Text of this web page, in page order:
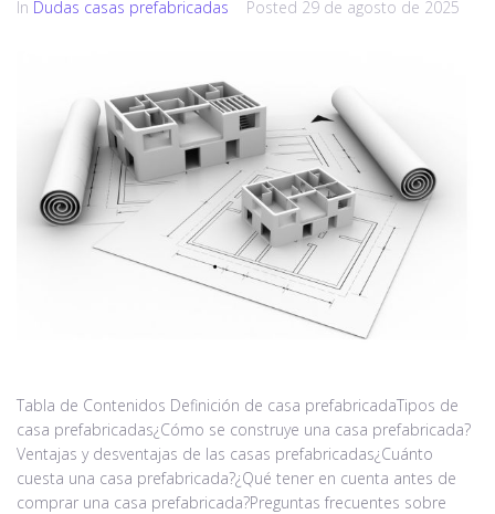
In Dudas casas prefabricadas Posted 29 de agosto de 2025
Tabla de Contenidos Definición de casa prefabricadaTipos de
casa prefabricadas¿Cómo se construye una casa prefabricada?
Ventajas y desventajas de las casas prefabricadas¿Cuánto
cuesta una casa prefabricada?¿Qué tener en cuenta antes de
comprar una casa prefabricada?Preguntas frecuentes sobre